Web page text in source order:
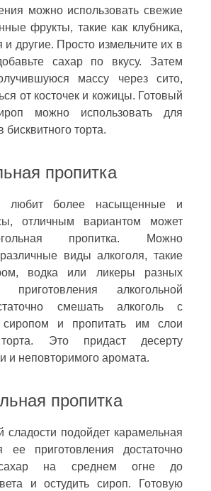
можно использовать свежие
фрукты, такие как клубника,
другие. Просто измельчите их в
сахар по вкусу. Затем
массу через сито,
от косточек и кожицы. Готовый
можно использовать для
бисквитного торта.
пропитка
любит более насыщенные и
отличным вариантом может
пропитка. Можно
виды алкоголя, такие
водка или ликеры разных
алкогольной
смешать алкоголь с
и пропитать им слои
торта. Это придаст десерту
и неповторимого аромата.
пропитка
сладости подойдет карамельная
ее приготовления достаточно
сахар на среднем огне до
и остудить сироп. Готовую